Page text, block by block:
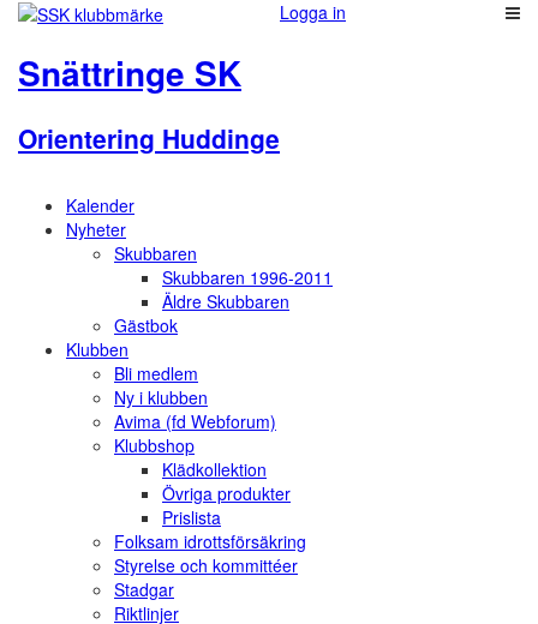
Logga in
Snättringe SK
Orientering Huddinge
Kalender
Nyheter
Skubbaren
Skubbaren 1996-2011
Äldre Skubbaren
Gästbok
Klubben
Bli medlem
Ny i klubben
Avima (fd Webforum)
Klubbshop
Klädkollektion
Övriga produkter
Prislista
Folksam idrottsförsäkring
Styrelse och kommittéer
Stadgar
Riktlinjer